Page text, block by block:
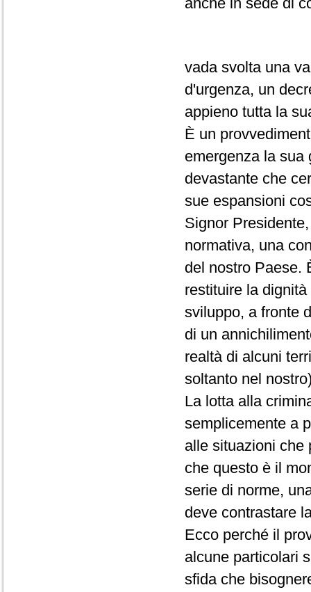
vada svolta una
d'urgenza, un
appieno tutta la
È un
emergenza la sua
devastante che
sue espansioni
Signor
normativa, una
del nostro Paese.
restituire la
sviluppo, a fronte
di un
realtà di alcuni
soltanto nel
La lotta alla
semplicemente a
alle situazioni che
che questo è il
serie di norme,
deve contrastare
Ecco perché il
alcune particolari
sfida che